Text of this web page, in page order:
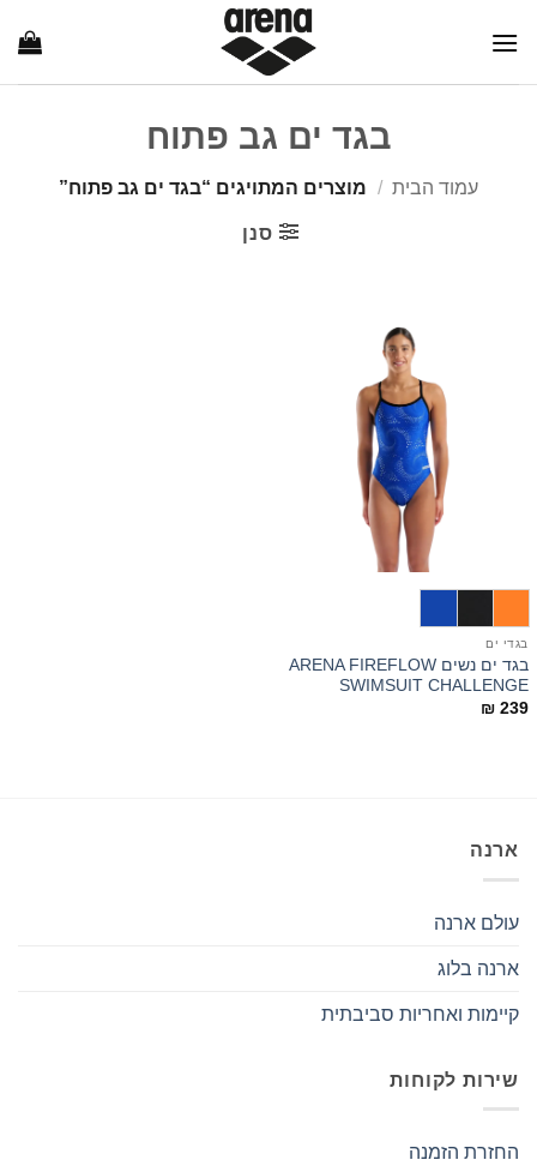
בגד ים גב פתוח
עמוד הבית / מוצרים המתויגים “בגד ים גב פתוח”
סנן
בגדי ים
בגד ים נשים ARENA FIREFLOW
SWIMSUIT CHALLENGE
₪ 239
ארנה
עולם ארנה
ארנה בלוג
קיימות ואחריות סביבתית
שירות לקוחות
החזרת הזמנה